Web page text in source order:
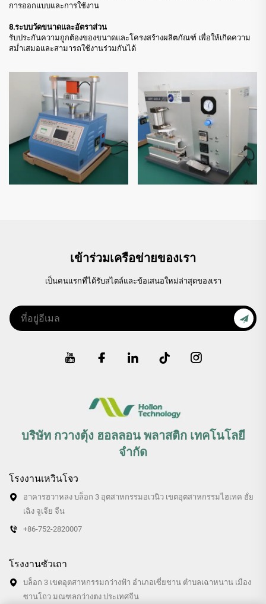
การออกแบบและการใช้งาน
8.ระบบวัดขนาดและอัตราส่วน
รับประกันความถูกต้องของขนาดและโครงสร้างผลิตภัณฑ์ เพื่อให้เกิดความ
สม่ำเสมอและสามารถใช้งานร่วมกันได้
เข้าร่วมเครือข่ายของเรา
เป็นคนแรกที่ได้รับสไตล์และข้อเสนอใหม่ล่าสุดของเรา
บริษัท กวางตุ้ง ฮอลลอน พลาสติก เทคโนโลยี
จำกัด
โรงงานเหวินโจว
อาคารฮวาหลง บล็อก 3 อุตสาหกรรมอเวนิว เขตอุตสาหกรรมไฮเทค ฮั่ย
เฉิง จูเจีย จีน
+86-752-2820007
โรงงานซัวเถา
บล็อก 3 เขตอุตสาหกรรมกว่างฟ้า อำเภอเซี่ยชาน ตำบลเฉาหนาน เมือง
ซานโถว มณฑลกว่างตง ประเทศจีน